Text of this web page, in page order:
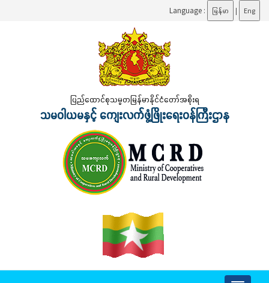
Language : မြန်မာ | Eng
ပြည်ထောင်စုသမ္မတမြန်မာနိုင်ငံတော်အစိုးရ
သမဝါယမနှင့် ကျေးလက်ဖွံ့ဖြိုးရေးဝန်ကြီးဌာန